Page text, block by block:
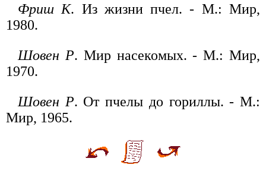
Фриш К. Из жизни пчел. - М.: Мир,
1980.
Шовен Р. Мир насекомых. - М.: Мир,
1970.
Шовен Р. От пчелы до гориллы. - М.:
Мир, 1965.